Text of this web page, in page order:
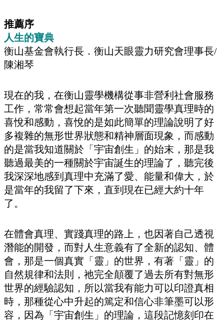
推薦序
人生的寶典
衡山基金會執行長．衡山天眼靈力研究會理事長/
陳湘琴
現在的我，在衡山靈學機構從事非營利社會服務
工作，常常會想起當年第一次聽聞靈學真理時的
喜悅和感動，喜悅的是如此簡單的理論說明了好
多複雜的無形世界狀態和精神層面現象，而感動
的是當我知道關於「宇宙創生」的始末，那是我
聽過最美的一種關於宇宙誕生的理論了，聽完後
我深深地感到真理中充滿了愛、能量和偉大，於
是當年的我留了下來，直到現在已經大約十年
了。
在體會真理、實踐真理的路上，也因著自己透視
潛能的開發，而對人生意義有了全新的認知、體
會，那是一個真實「靈」的世界，有著「靈」的
自然規律和法則，祂完全顛覆了過去所有對無形
世界的經驗認知，所以當我有能力可以印證真相
時，那種從心中升起的篤定和信心非筆墨可以形
容，因為「宇宙創生」的理論，這段記憶刻印在